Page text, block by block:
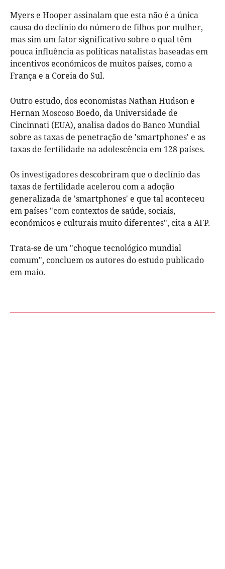
Myers e Hooper assinalam que esta não é a única
causa do declínio do número de filhos por mulher,
mas sim um fator significativo sobre o qual têm
pouca influência as políticas natalistas baseadas em
incentivos económicos de muitos países, como a
França e a Coreia do Sul.
Outro estudo, dos economistas Nathan Hudson e
Hernan Moscoso Boedo, da Universidade de
Cincinnati (EUA), analisa dados do Banco Mundial
sobre as taxas de penetração de 'smartphones' e as
taxas de fertilidade na adolescência em 128 países.
Os investigadores descobriram que o declínio das
taxas de fertilidade acelerou com a adoção
generalizada de 'smartphones' e que tal aconteceu
em países "com contextos de saúde, sociais,
económicos e culturais muito diferentes", cita a AFP.
Trata-se de um "choque tecnológico mundial
comum", concluem os autores do estudo publicado
em maio.